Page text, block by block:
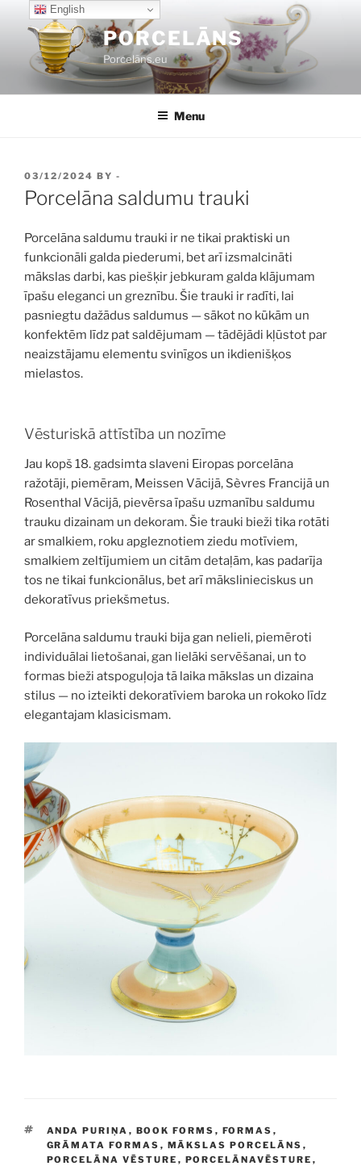
content
PORCELĀNS
Porcelāns.eu
Menu
POSTED
ON
03/12/2024 BY -
Porcelāna saldumu trauki
Porcelāna saldumu trauki ir ne tikai praktiski un
funkcionāli galda piederumi, bet arī izsmalcināti
mākslas darbi, kas piešķir jebkuram galda klājumam
īpašu eleganci un greznību. Šie trauki ir radīti, lai
pasniegtu dažādus saldumus — sākot no kūkām un
konfektēm līdz pat saldējumam — tādējādi kļūstot par
neaizstājamu elementu svinīgos un ikdienišķos
mielastos.
Vēsturiskā attīstība un nozīme
Jau kopš 18. gadsimta slaveni Eiropas porcelāna
ražotāji, piemēram, Meissen Vācijā, Sèvres Francijā un
Rosenthal Vācijā, pievērsa īpašu uzmanību saldumu
trauku dizainam un dekoram. Šie trauki bieži tika rotāti
ar smalkiem, roku apgleznotiem ziedu motīviem,
smalkiem zeltījumiem un citām detaļām, kas padarīja
tos ne tikai funkcionālus, bet arī mākslinieciskus un
dekoratīvus priekšmetus.
Porcelāna saldumu trauki bija gan nelieli, piemēroti
individuālai lietošanai, gan lielāki servēšanai, un to
formas bieži atspoguļoja tā laika mākslas un dizaina
stilus — no izteikti dekoratīviem baroka un rokoko līdz
elegantajam klasicismam.
TAGS
ANDA PURIŅA , BOOK FORMS , FORMAS ,
GRĀMATA FORMAS , MĀKSLAS PORCELĀNS ,
PORCELĀNA VĒSTURE , PORCELĀNAVĒSTURE ,
English